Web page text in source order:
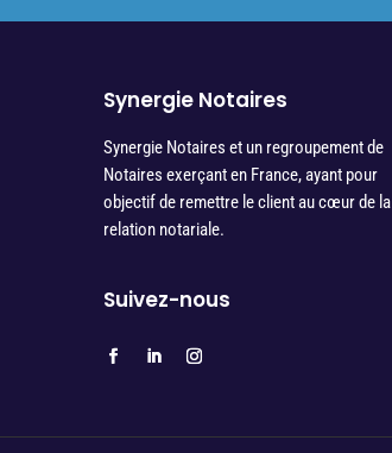
Synergie Notaires
Synergie Notaires et un regroupement de
Notaires exerçant en France, ayant pour
objectif de remettre le client au cœur de la
relation notariale.
Suivez-nous